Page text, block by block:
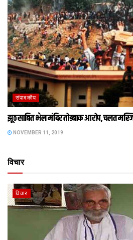
संपादकीय
झूठ साबित भेल मंदिर तोडबाक आरोप, चलत
NOVEMBER 11, 2019
विचार
विचार